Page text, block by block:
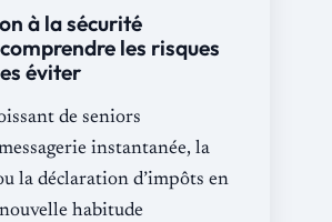
à la sécurité
les risques
éviter
de seniors
instantanée, la
la déclaration d’impôts en
habitude